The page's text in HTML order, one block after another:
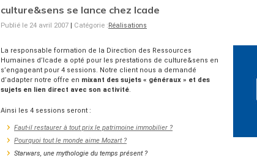
culture&sens se lance chez Icade
Publié le 24 avril 2007 | Catégorie :Réalisations
La responsable formation de la Direction des Ressources
Humaines d’Icade a opté pour les prestations de culture&sens en
s’engageant pour 4 sessions. Notre client nous a demandé
d’adapter notre offre en mixant des sujets « généraux » et des
sujets en lien direct avec son activité.
Ainsi les 4 sessions seront :
Faut-il restaurer à tout prix le patrimoine immobilier ?
Pourquoi tout le monde aime Mozart ?
Starwars, une mythologie du temps présent ?